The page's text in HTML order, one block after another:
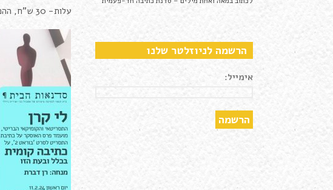
עלות- 30 ש"ח, ההכנסות יוקדשו לטובת פעילות 'מרחבי כתיבה' לנפגעי המלחמה.
הרשמה לניוזלטר שלנו
אימייל: